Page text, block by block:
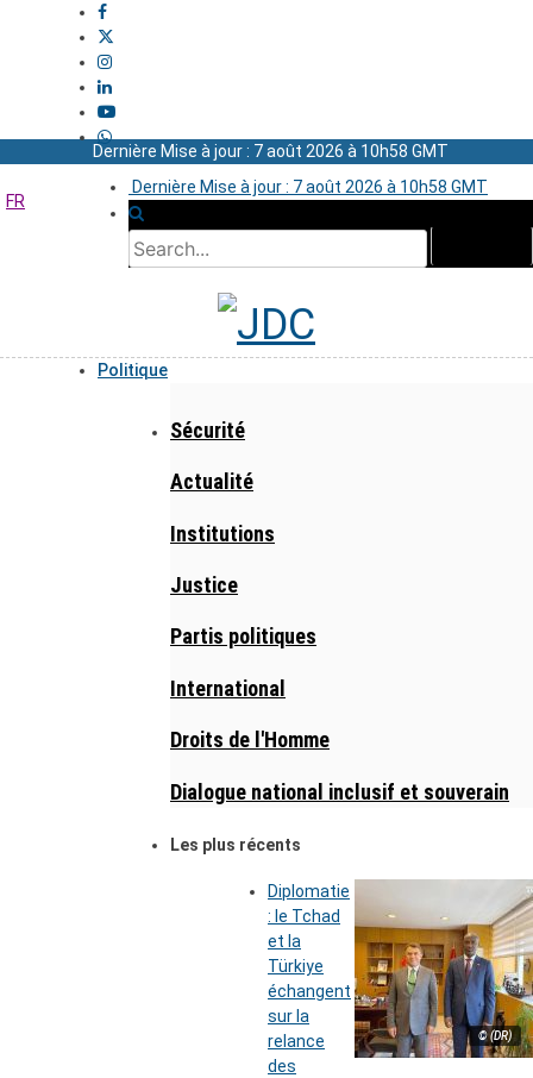
Dernière Mise à jour : 7 août 2026 à 10h58 GMT
Dernière Mise à jour : 7 août 2026 à 10h58 GMT
FR
Politique
Sécurité
Actualité
Institutions
Justice
Partis politiques
International
Droits de l'Homme
Dialogue national inclusif et souverain
Les plus récents
© (DR)
Diplomatie
: le Tchad
et la
Türkiye
échangent
sur la
relance
des